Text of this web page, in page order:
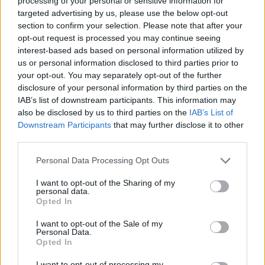
targeted advertising by us, please use the below opt-out
section to confirm your selection. Please note that after your
opt-out request is processed you may continue seeing
interest-based ads based on personal information utilized by
us or personal information disclosed to third parties prior to
your opt-out. You may separately opt-out of the further
disclosure of your personal information by third parties on the
IAB’s list of downstream participants. This information may
also be disclosed by us to third parties on the IAB’s List of
Downstream Participants that may further disclose it to other
Personal Data Processing Opt Outs
I want to opt-out of the Sharing of my
personal data.
Opted In
I want to opt-out of the Sale of my
Personal Data.
Opted In
bygget hos Brødrene Aa i Hyen, og som ble
levert til Haram kommune. Denne 46 fots
trebåten markerer begynnelsen på Scheens
dominerende rolle i utviklingen av
hurtiggående bruksfartøyer her i landet.
Båten markerte også innledningen på et
langt samarbeid med Brødrene Aa som frem
til 1987 frembrakte 80 konstruksjoner. I
Nesoddbåten ”Lykkeper”, på 36 meter.
En av Scheens viktigste kjepphester har
vært FRPsandwich som byggemateriale. Han